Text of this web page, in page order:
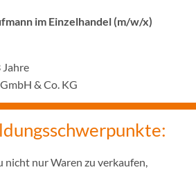
im Einzelhandel (m/w/x)
Jahre
& Co. KG
nicht nur Waren zu verkaufen,